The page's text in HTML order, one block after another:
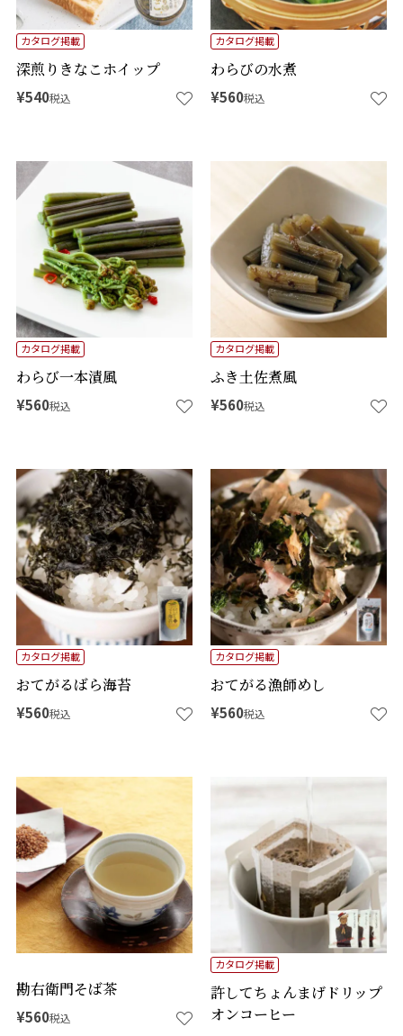
深煎りきなこホイップ
カタログ掲載
¥540税込
わらびの水煮
カタログ掲載
¥560税込
わらび一本漬風
カタログ掲載
¥560税込
ふき土佐煮風
カタログ掲載
¥560税込
おてがるばら海苔
カタログ掲載
¥560税込
おてがる漁師めし
カタログ掲載
¥560税込
勘右衛門そば茶
¥560税込
許してちょんまげドリップ
オンコーヒー
カタログ掲載